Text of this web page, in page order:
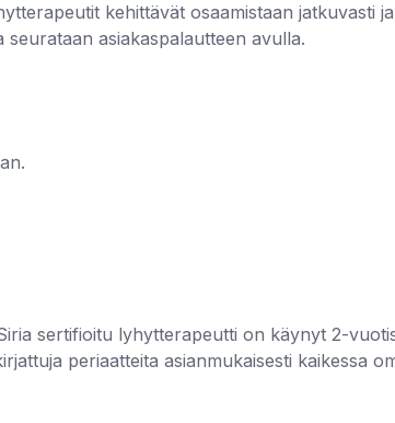
kehittävät osaamistaan jatkuvasti
asiakaspalautteen avulla.
sertifioitu lyhytterapeutti on käynyt 2-
periaatteita asianmukaisesti kaikessa